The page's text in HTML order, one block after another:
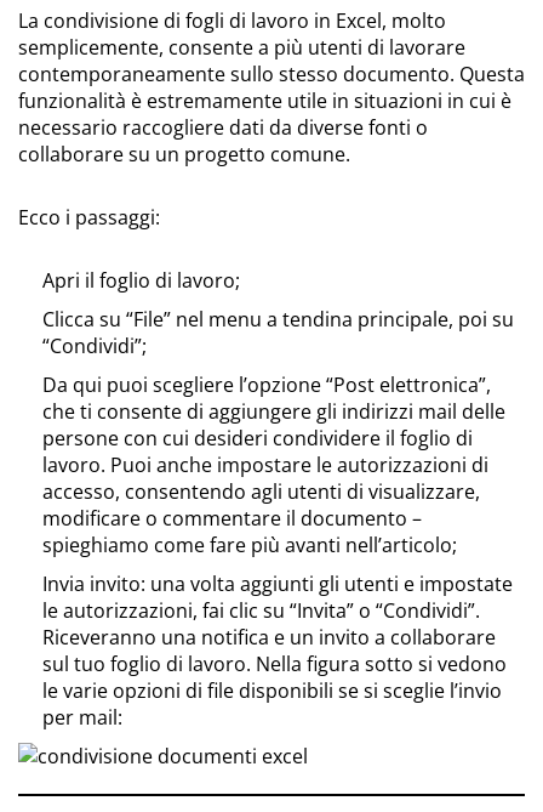
La condivisione di fogli di lavoro in Excel, molto
semplicemente, consente a più utenti di lavorare
contemporaneamente sullo stesso documento. Questa
funzionalità è estremamente utile in situazioni in cui è
necessario raccogliere dati da diverse fonti o
collaborare su un progetto comune.
Ecco i passaggi:
Apri il foglio di lavoro;
Clicca su “File” nel menu a tendina principale, poi su
“Condividi”;
Da qui puoi scegliere l’opzione “Post elettronica”,
che ti consente di aggiungere gli indirizzi mail delle
persone con cui desideri condividere il foglio di
lavoro. Puoi anche impostare le autorizzazioni di
accesso, consentendo agli utenti di visualizzare,
modificare o commentare il documento –
spieghiamo come fare più avanti nell’articolo;
Invia invito: una volta aggiunti gli utenti e impostate
le autorizzazioni, fai clic su “Invita” o “Condividi”.
Riceveranno una notifica e un invito a collaborare
sul tuo foglio di lavoro. Nella figura sotto si vedono
le varie opzioni di file disponibili se si sceglie l’invio
per mail: